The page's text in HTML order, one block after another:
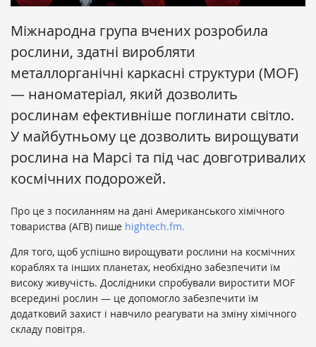
Міжнародна група вчених розробила
рослини, здатні виробляти
металлорганічні каркасні структури (MOF)
— наноматеріал, який дозволить
рослинам ефективніше поглинати світло.
У майбутньому це дозволить вирощувати
рослина на Марсі та під час довготривалих
космічних подорожей.
Про це з посиланням на дані Американського хімічного
товариства (АГВ) пише hightech.fm.
Для того, щоб успішно вирощувати рослини на космічних
кораблях та інших планетах, необхідно забезпечити їм
високу живучість. Дослідники спробували виростити MOF
всередині рослин — це допомогло забезпечити їм
додатковий захист і навчило реагувати на зміну хімічного
складу повітря.